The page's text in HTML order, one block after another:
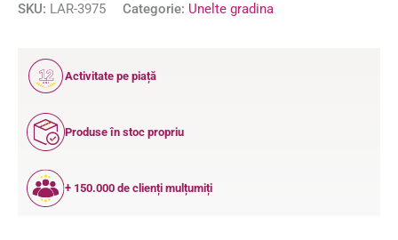
SKU: LAR-3975 Categorie: Unelte gradina
12
ANI
Activitate pe piață
Produse în stoc propriu
+ 150.000 de clienți mulțumiți